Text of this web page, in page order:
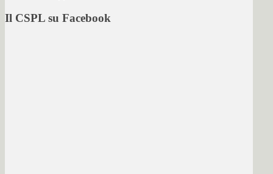
Il CSPL su Facebook